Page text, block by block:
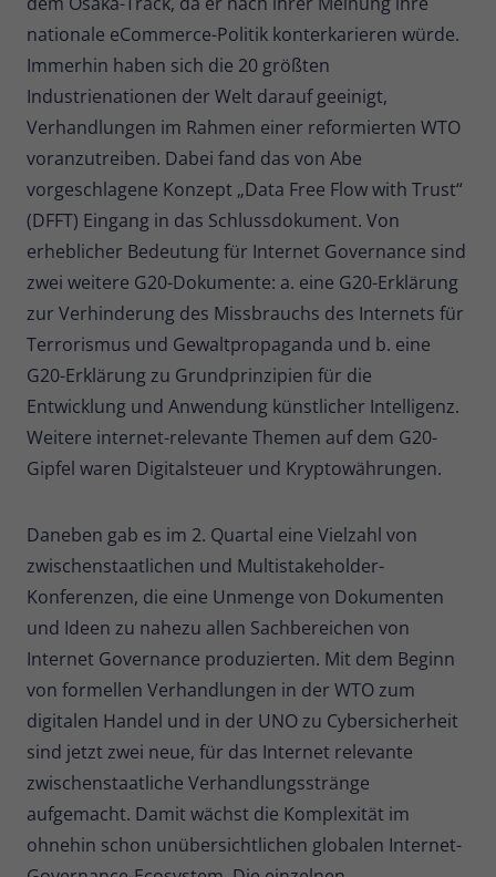
nationale eCommerce-Politik konterkarieren würde.
Immerhin haben sich die 20 größten
Industrienationen der Welt darauf geeinigt,
Verhandlungen im Rahmen einer reformierten WTO
voranzutreiben. Dabei fand das von Abe
vorgeschlagene Konzept „Data Free Flow with Trust“
(DFFT) Eingang in das Schlussdokument. Von
erheblicher Bedeutung für Internet Governance sind
zwei weitere G20-Dokumente: a. eine G20-Erklärung
zur Verhinderung des Missbrauchs des Internets für
Terrorismus und Gewaltpropaganda und b. eine
G20-Erklärung zu Grundprinzipien für die
Entwicklung und Anwendung künstlicher Intelligenz.
Weitere internet-relevante Themen auf dem G20-
Gipfel waren Digitalsteuer und Kryptowährungen.
Daneben gab es im 2. Quartal eine Vielzahl von
zwischenstaatlichen und Multistakeholder-
Konferenzen, die eine Unmenge von Dokumenten
und Ideen zu nahezu allen Sachbereichen von
Internet Governance produzierten. Mit dem Beginn
von formellen Verhandlungen in der WTO zum
digitalen Handel und in der UNO zu Cybersicherheit
sind jetzt zwei neue, für das Internet relevante
zwischenstaatliche Verhandlungsstränge
aufgemacht. Damit wächst die Komplexität im
ohnehin schon unübersichtlichen globalen Internet-